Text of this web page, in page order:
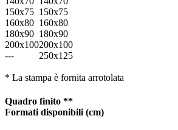
150x75 150x75
160x80 160x80
180x90 180x90
200x100200x100
---
250x125
* La stampa è fornita arrotolata
Quadro finito **
Formati disponibili (cm)